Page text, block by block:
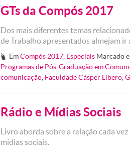
GTs da Compós 2017
Dos mais diferentes temas
de Trabalho apresentados almejam
# EmCompós 2017 Especiais Marcado
Programas de Pós-Graduação em
comunicação Faculdade Cásper Líbero
Rádio e Mídias Sociais
Livro aborda sobre a relação cada
mídias sociais.